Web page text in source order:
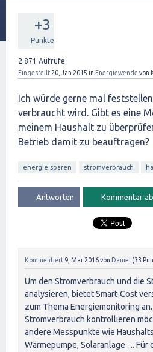
+3
Punkte
2.871 Aufrufe
Eingestellt 20, Jan 2015 in Energiewende von
Ich würde gerne mal
verbraucht wird. Gibt es eine
meinem Haushalt zu
Betrieb damit zu beauftragen?
energie sparen stromverbrauch
Kommentiert 9, Mär 2016von Daniel (33
Um den Stromverbrauch und die
analysieren, bietet Smart-Cost
zum Thema Energiemonitoring
Stromverbrauch kontrollieren
andere Messpunkte wie
Wärmepumpe, Solaranlage .... Für